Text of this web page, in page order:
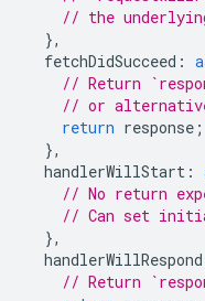
// the
},
fetchDidSucceed :
// Return
// or
return response ;
},
handlerWillStart :
// No return
// Can set
},
handlerWillRespond
// Return